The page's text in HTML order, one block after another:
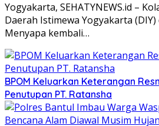
Yogyakarta, SEHATYNEWS.id –
Daerah Istimewa Yogyakarta
Menyapa kembali…
BPOM Keluarkan Keterangan
Penutupan PT. Ratansha